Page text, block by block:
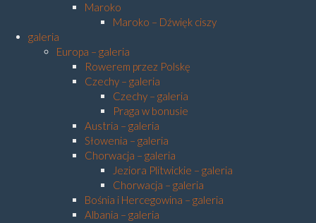
Maroko
Maroko – Dźwięk ciszy
galeria
Europa – galeria
Rowerem przez Polskę
Czechy – galeria
Czechy – galeria
Praga w bonusie
Austria – galeria
Słowenia – galeria
Chorwacja – galeria
Jeziora Plitwickie – galeria
Chorwacja – galeria
Bośnia i Hercegowina – galeria
Albania – galeria